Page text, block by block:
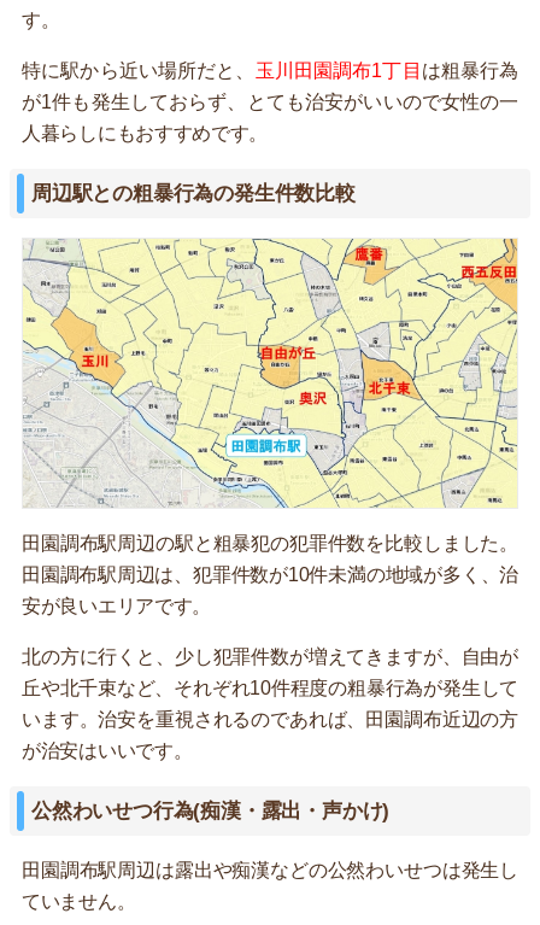
す。
特に駅から近い場所だと、 玉川田園調布1丁目 は粗暴行為
が1件も発生しておらず、とても治安がいいので女性の一
人暮らしにもおすすめです。
周辺駅との粗暴行為の発生件数比較
田園調布駅周辺の駅と粗暴犯の犯罪件数を比較しました。
田園調布駅周辺は、犯罪件数が10件未満の地域が多く、治
安が良いエリアです。
北の方に行くと、少し犯罪件数が増えてきますが、自由が
丘や北千束など、それぞれ10件程度の粗暴行為が発生して
います。治安を重視されるのであれば、田園調布近辺の方
が治安はいいです。
公然わいせつ行為(痴漢・露出・声かけ)
田園調布駅周辺は露出や痴漢などの公然わいせつは発生し
ていません。